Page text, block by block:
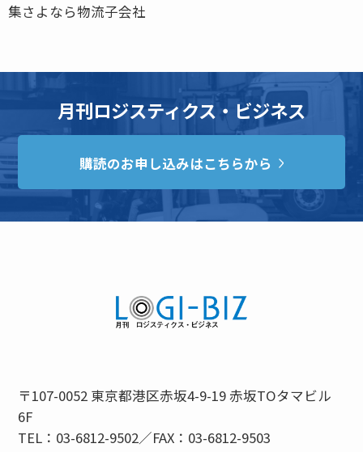
集さよなら物流子会社
月刊ロジスティクス・ビジネス
購読のお申し込みはこちらから
〒107-0052 東京都港区赤坂4-9-19 赤坂TOタマビル
6F
TEL：03-6812-9502／FAX：03-6812-9503